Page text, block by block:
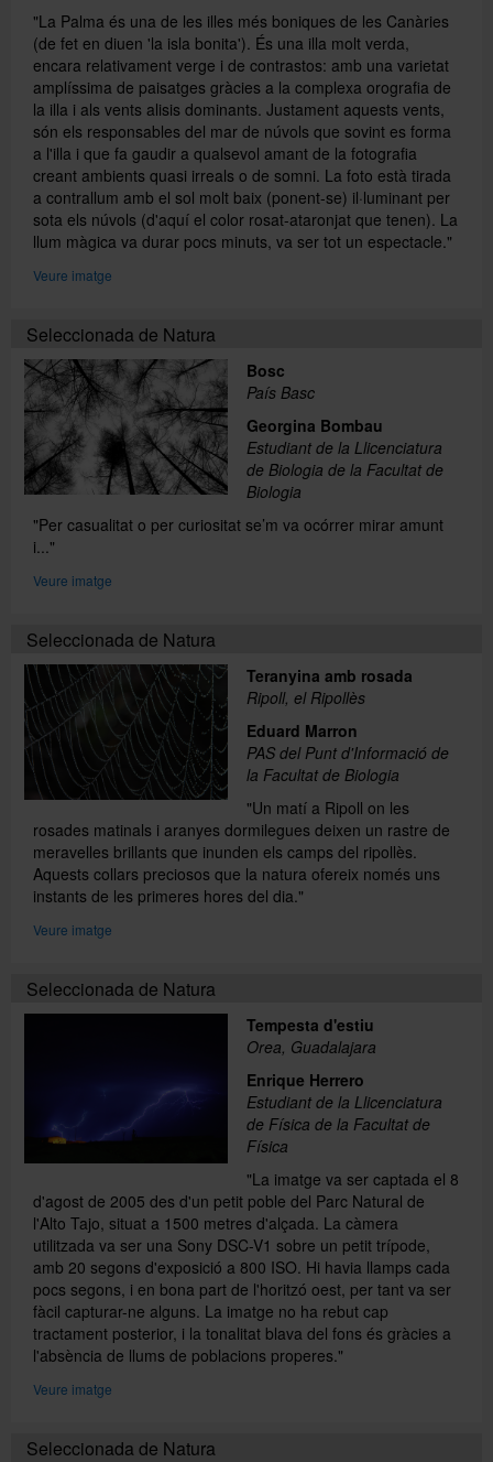
"La Palma és una de les illes més boniques de les Canàries
(de fet en diuen 'la isla bonita'). És una illa molt verda,
encara relativament verge i de contrastos: amb una varietat
amplíssima de paisatges gràcies a la complexa orografia de
la illa i als vents alisis dominants. Justament aquests vents,
són els responsables del mar de núvols que sovint es forma
a l'illa i que fa gaudir a qualsevol amant de la fotografia
creant ambients quasi irreals o de somni. La foto està tirada
a contrallum amb el sol molt baix (ponent-se) il·luminant per
sota els núvols (d'aquí el color rosat-ataronjat que tenen). La
llum màgica va durar pocs minuts, va ser tot un espectacle."
Veure imatge
Seleccionada de Natura
Bosc
País Basc
Georgina Bombau
Estudiant de la Llicenciatura
de Biologia de la Facultat de
Biologia
"Per casualitat o per curiositat se’m va ocórrer mirar amunt
i..."
Veure imatge
Seleccionada de Natura
Teranyina amb rosada
Ripoll, el Ripollès
Eduard Marron
PAS del Punt d'Informació de
la Facultat de Biologia
"Un matí a Ripoll on les
rosades matinals i aranyes dormilegues deixen un rastre de
meravelles brillants que inunden els camps del ripollès.
Aquests collars preciosos que la natura ofereix només uns
instants de les primeres hores del dia."
Veure imatge
Seleccionada de Natura
Tempesta d'estiu
Orea, Guadalajara
Enrique Herrero
Estudiant de la Llicenciatura
de Física de la Facultat de
Física
"La imatge va ser captada el 8
d'agost de 2005 des d'un petit poble del Parc Natural de
l'Alto Tajo, situat a 1500 metres d'alçada. La càmera
utilitzada va ser una Sony DSC-V1 sobre un petit trípode,
amb 20 segons d'exposició a 800 ISO. Hi havia llamps cada
pocs segons, i en bona part de l'horitzó oest, per tant va ser
fàcil capturar-ne alguns. La imatge no ha rebut cap
tractament posterior, i la tonalitat blava del fons és gràcies a
l'absència de llums de poblacions properes."
Veure imatge
Seleccionada de Natura